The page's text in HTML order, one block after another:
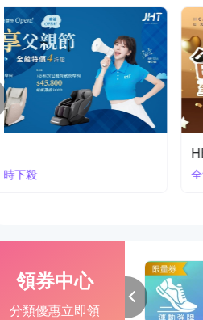
限時下殺
領券中心
分類優惠立即領